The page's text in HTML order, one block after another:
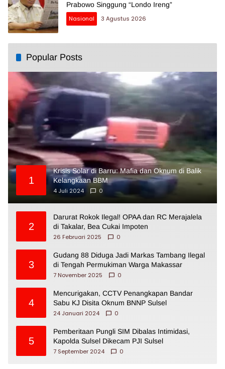
Prabowo Singgung “Londo Ireng”
Nasional
3 Agustus 2026
Popular Posts
1
Krisis Solar di Barru: Mafia dan Oknum di Balik
Kelangkaan BBM
4 Juli 2024
0
2
Darurat Rokok Ilegal! OPAA dan RC Merajalela
di Takalar, Bea Cukai Impoten
26 Februari 2025
0
3
Gudang 88 Diduga Jadi Markas Tambang Ilegal
di Tengah Permukiman Warga Makassar
7 November 2025
0
4
Mencurigakan, CCTV Penangkapan Bandar
Sabu KJ Disita Oknum BNNP Sulsel
24 Januari 2024
0
5
Pemberitaan Pungli SIM Dibalas Intimidasi,
Kapolda Sulsel Dikecam PJI Sulsel
7 September 2024
0